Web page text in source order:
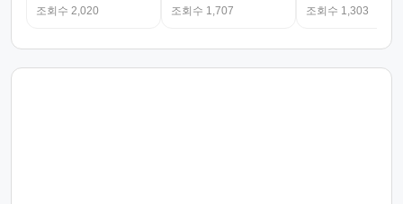
조회수 2,020
조회수 1,707
조회수 1,303